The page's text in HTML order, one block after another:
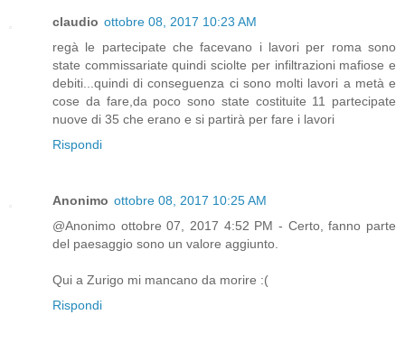
claudio ottobre 08, 2017 10:23 AM
regà le partecipate che facevano i lavori per roma sono
state commissariate quindi sciolte per infiltrazioni mafiose e
debiti...quindi di conseguenza ci sono molti lavori a metà e
cose da fare,da poco sono state costituite 11 partecipate
nuove di 35 che erano e si partirà per fare i lavori
Rispondi
Anonimo ottobre 08, 2017 10:25 AM
@Anonimo ottobre 07, 2017 4:52 PM - Certo, fanno parte
del paesaggio sono un valore aggiunto.
Qui a Zurigo mi mancano da morire :(
Rispondi